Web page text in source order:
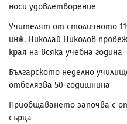
носи удовлетворение
Учителят от столичното
инж. Николай Николов
края на всяка учебна година
Българското неделно
отбелязва 50-годишнина
Приобщаването започва с
сърца